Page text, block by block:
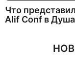
Что
Alif Conf в